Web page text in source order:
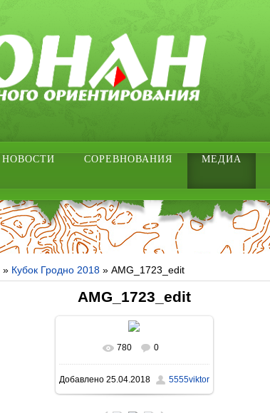
НОВОСТИ СОРЕВНОВАНИЯ МЕДИА
» Кубок Гродно 2018 » AMG_1723_edit
AMG_1723_edit
В реальном размере
1396x931/ 781.4Kb
780 0
Добавлено25.04.2018 5555viktor